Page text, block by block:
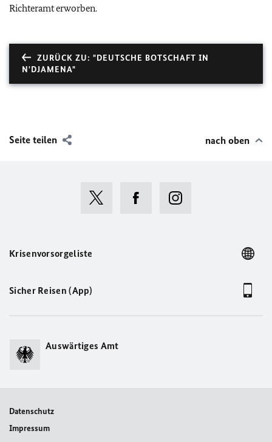
Richteramt erworben.
ZURÜCK ZU: "DEUTSCHE BOTSCHAFT IN
N'DJAMENA"
Seite teilen nach oben
Krisenvorsorgeliste
Sicher Reisen (App)
Auswärtiges Amt
Datenschutz
Impressum